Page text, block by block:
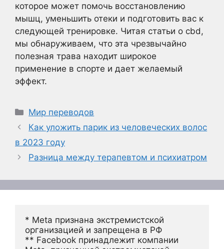
которое может помочь восстановлению
мышц, уменьшить отеки и подготовить вас к
следующей тренировке. Читая статьи о cbd,
мы обнаруживаем, что эта чрезвычайно
полезная трава находит широкое
применение в спорте и дает желаемый
эффект.
Рубрики
Мир переводов
Как уложить парик из человеческих волос
в 2023 году
Разница между терапевтом и психиатром
* Meta признана экстремистской
организацией и запрещена в РФ
** Facebook принадлежит компании